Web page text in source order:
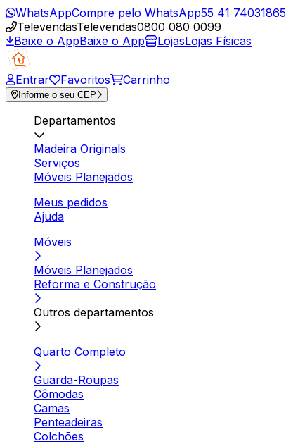
WhatsAppCompre pelo WhatsApp55 41 74031865
TelevendasTelevendas0800 080 0099
Baixe o AppBaixe o App LojasLojas Físicas
Entrar Favoritos Carrinho
Informe o seu CEP
Departamentos
Madeira Originals
Serviços
Móveis Planejados
Meus pedidos
Ajuda
Móveis
Móveis Planejados
Reforma e Construção
Outros departamentos
Quarto Completo
Guarda-Roupas
Cômodas
Camas
Penteadeiras
Colchões